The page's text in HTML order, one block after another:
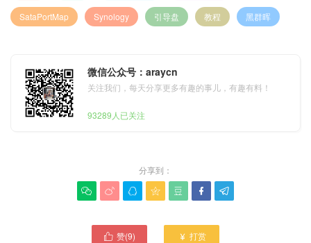
SataPortMap Synology 引导盘 教程 黑群晖
微信公众号：araycn
关注我们，每天分享更多有趣的事儿，有趣有料！
93289人已关注
分享到：
      
 赞(9)  打赏